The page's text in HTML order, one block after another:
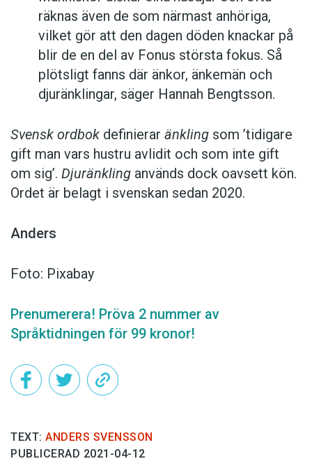
räknas även de som närmast anhöriga,
vilket gör att den dagen döden knackar på
blir de en del av Fonus största fokus. Så
plötsligt fanns där änkor, änkemän och
djuränklingar, säger Hannah Bengtsson.
Svensk ordbok definierar änkling som ’tidigare
gift man vars hustru av­lidit och som inte gift
om sig’. Djuränkling används dock oavsett kön.
Ordet är belagt i svenskan sedan 2020.
Anders
Foto: Pixabay
Prenumerera! Pröva 2 nummer av
Språktidningen för 99 kronor!
TEXT: ANDERS SVENSSON
PUBLICERAD 2021-04-12